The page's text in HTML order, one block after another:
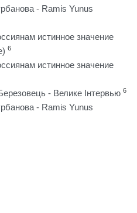
- Ramis Yunus
истинное значение
6
истинное значение
- Велике Інтервью 6
- Ramis Yunus